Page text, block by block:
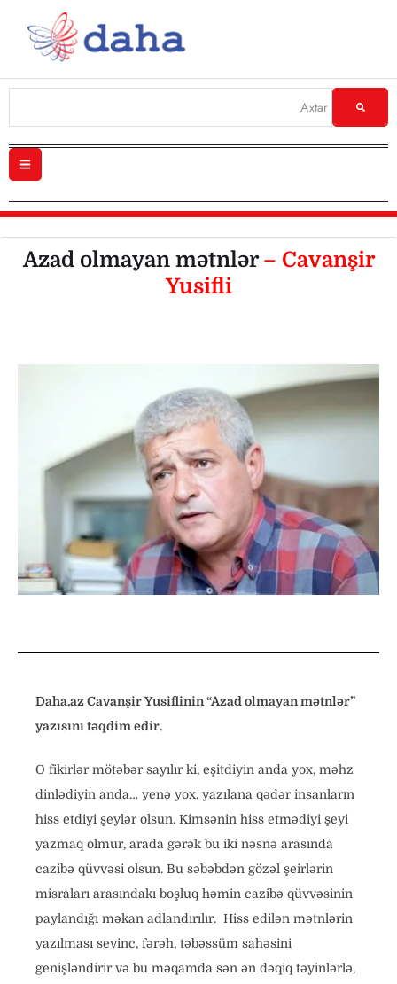
Azad olmayan mətnlər– Cavanşir
Yusifli
Daha.az Cavanşir Yusiflinin “Azad olmayan mətnlər”
yazısını təqdim edir.
O fikirlər mötəbər sayılır ki, eşitdiyin anda yox, məhz
dinlədiyin anda… yenə yox, yazılana qədər insanların
hiss etdiyi şeylər olsun. Kimsənin hiss etmədiyi şeyi
yazmaq olmur, arada gərək bu iki nəsnə arasında
cazibə qüvvəsi olsun. Bu səbəbdən gözəl şeirlərin
misraları arasındakı boşluq həmin cazibə qüvvəsinin
paylandığı məkan adlandırılır. Hiss edilən mətnlərin
yazılması sevinc, fərəh, təbəssüm sahəsini
genişləndirir və bu məqamda sən ən dəqiq təyinlərlə,